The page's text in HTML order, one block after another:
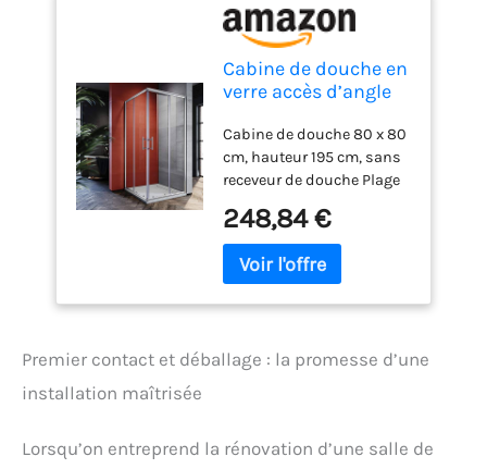
Cabine de douche en
verre accès d’angle
double
Cabine de douche 80 x 80
cm, hauteur 195 cm, sans
receveur de douche Plage
de chaque côté : 800 mm
(780-800 mm) / 800 mm
(780-800 mm) Fonction
gauche ou à droite Verre
248,84 €
Premier contact et déballage : la promesse d’une
installation maîtrisée
Lorsqu’on entreprend la rénovation d’une salle de